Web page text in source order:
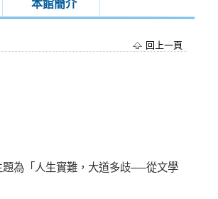
本館簡介
回上一頁
為「人生實難，大道多歧──從文學